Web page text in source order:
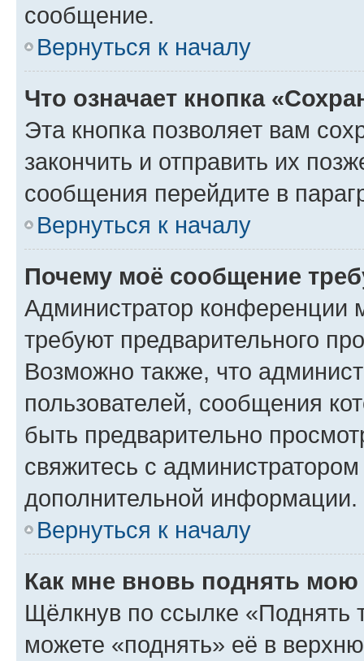
сообщение.
Вернуться к началу
Что означает кнопка
Эта кнопка позволяет вам
закончить и отправить их
сообщения перейдите в
Вернуться к началу
Почему моё сообщение
Администратор конференции
требуют предварительного
Возможно также, что
пользователей, сообщения
быть предварительно
свяжитесь с
дополнительной информации.
Вернуться к началу
Как мне вновь поднять мою
Щёлкнув по ссылке «Поднять
можете «поднять» её в